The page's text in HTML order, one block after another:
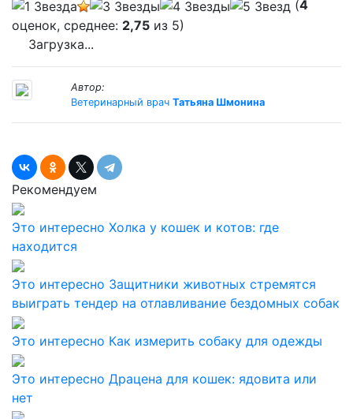
(4
оценок, среднее: 2,75 из 5)
Загрузка...
Автор:
Ветеринарный врач Татьяна Шмонина
Рекомендуем
Это интересно Холка у кошек и котов: где
находится
Это интересно Защитники животных стремятся
выиграть тендер на отлавливание бездомных собак
Это интересно Как измерить собаку для одежды
Это интересно Драцена для кошек: ядовита или
нет